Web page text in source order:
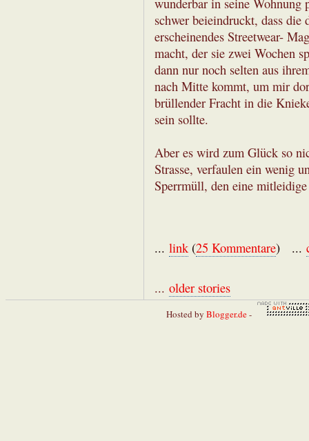
wunderbar in seine Wohnung
schwer beieindruckt, dass
erscheinendes Streetwear-
macht, der sie zwei Wochen
dann nur noch selten aus
nach Mitte kommt, um mir
brüllender Fracht in die
sein sollte.
Aber es wird zum Glück so
Strasse, verfaulen ein wenig
Sperrmüll, den eine
... link(25 Kommentare) ...
... older stories
Hosted by Blogger.de-